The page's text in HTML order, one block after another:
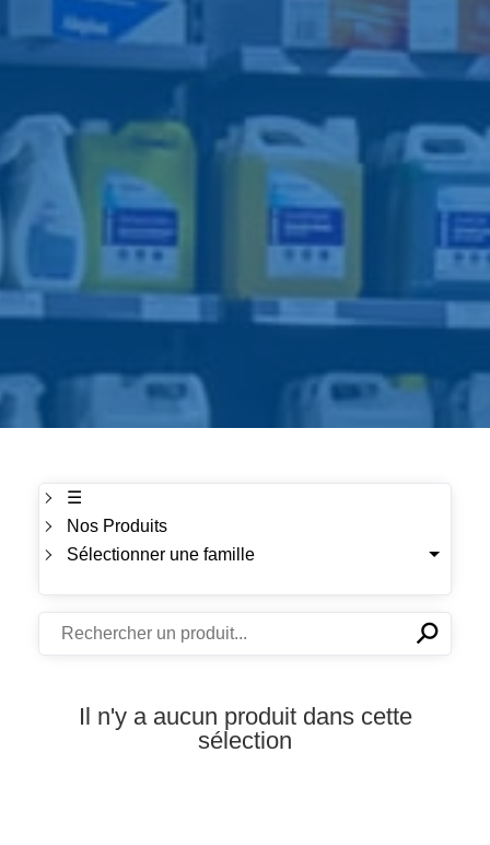
☰
Nos Produits
Sélectionner une famille
✕⚲
Il n'y a aucun produit dans cette
sélection